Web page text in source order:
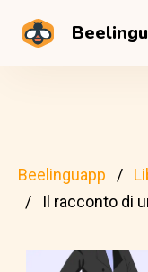
Beelinguapp
Il racconto di